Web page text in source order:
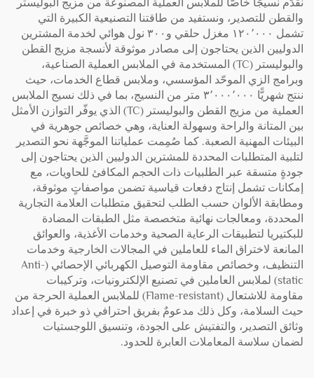
نقدّم نسيجًا خاصًّا للملابس العملية المصنوعة من مزيج البوليستر
والقطن للتصدير، ونستفيد من طاقتنا التصنيعية الكبيرة التي
تشمل ١٢٠٬٠٠٠ مغزل حلقي و٣٠٠ نول هوائي لخدمة المشترين
الدوليين الذين يحتاجون إلى مصادر موثوقة لأنسجة مزيج القطن
والبوليستر (TC) المستخدمة في الملابس العملية الصناعية،
وبرامج الزي الموحّد المؤسسي، وملابس قطاع الخدمات، حيث
ننتج شهريًّا ٣٬٠٠٠٬٠٠٠ متر من النسيج، بما في ذلك نسيج الملابس
العملية من مزيج القطن والبوليستر (TC) الذي يوفّر التوازن الأمثل
بين المتانة والراحة وسهولة العناية، وهي خصائص جوهرية في
البيئات المهنية الصعبة. كما صُمِمت عملياتنا الموجَّهة نحو التصدير
لتلبية المتطلبات المحددة للمشترين الدوليين الذين يحتاجون إلى
جودةٍ متسقة عبر الطلبيات ذات الحجم المكافئ للحاويات، مع
إمكانات تشمل إنتاج دفعات قياسية تضمن مواصفاتٍ موثوقة،
ومطابقة الألوان حسب الطلب لتحقيق متطلبات العلامة التجارية
المحددة، ومعالجات نهائية متخصصة مثل الطبقات المضادة
للبكتيريا لتطبيقات الرعاية الصحية وخدمات الأغذية، والعوائق
المانعة لاختراق الماء للعاملين في المجالات الخارجية وخدمات
التنظيف، وخصائص مقاومة التوصيل الكهربائي الإحصائي (Anti-
static) لملابس العاملين في تصنيع الإلكترونيات، وتركيبات
مقاومة للاشتعال (Flame-resistant) للملابس العملية الحرجة من
حيث السلامة، وكل ذلك مدعومٌ بفريق احترافي ذو خبرة في إعداد
وثائق التصدير، والتفتيش على الجودة، وتنسيق اللوجستيات
لضمان سلاسة المعاملات العابرة للحدود.